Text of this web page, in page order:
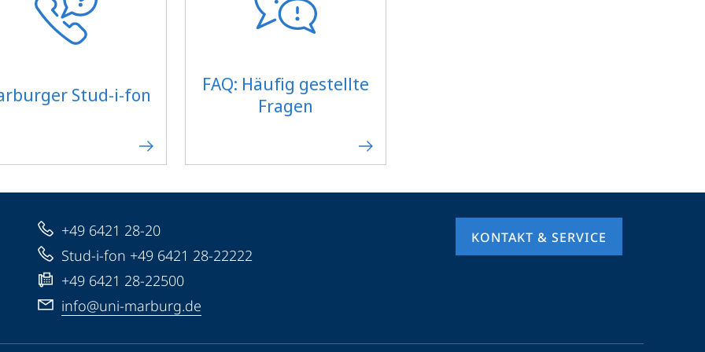
Stud-i-fon
FAQ: Häufig gestellte
Fragen
+49 6421 28-20
Stud-i-fon +49 6421 28-22222
+49 6421 28-22500
info@uni-marburg.de
KONTAKT & SERVICE